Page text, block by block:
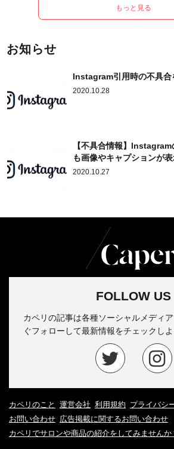
もっと見る
お知らせ
Instagram引用時の不具合
2020.10.28
【不具合情報】
も画像やキャプションが
2020.10.27
FOLLOW US
カペリの記事は各種ソーシャルメディ
ぐフォローして最新情報をチェックしよ
カペリのこと 運営会社 利用規約 プライバシ
お問い合わせ 広告掲載に関するお問い合わせ
カペリでサロンや商品の紹介をしてみませんか